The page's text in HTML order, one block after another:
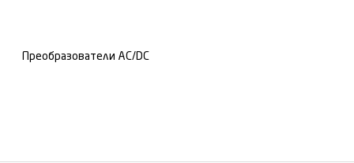
Преобразователи AC/DC